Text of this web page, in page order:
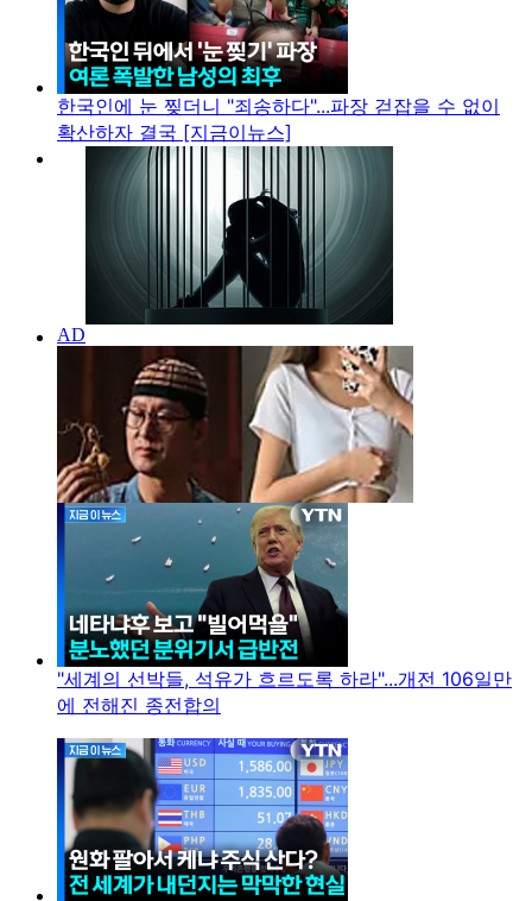
한국인에 눈 찢더니 "죄송하다"...파장 걷잡을 수 없이
확산하자 결국 [지금이뉴스]
"세계의 선박들, 석유가 흐르도록 하라"...개전 106일만
에 전해진 종전합의